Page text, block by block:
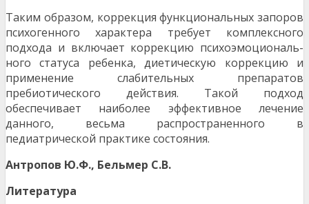
Таким образом, коррекция функциональных запо­ров
психогенного характера требует комплексного
подхода и включает коррекцию психоэмоциональ­
ного статуса ребенка, диетическую коррекцию и
применение слабительных препаратов
пребиотического действия. Такой подход
обеспечивает наиболее эффективное лечение
данного, весьма распространенного в
педиатрической практике состояния.
Антропов Ю.Ф., Бельмер С.В.
Литература